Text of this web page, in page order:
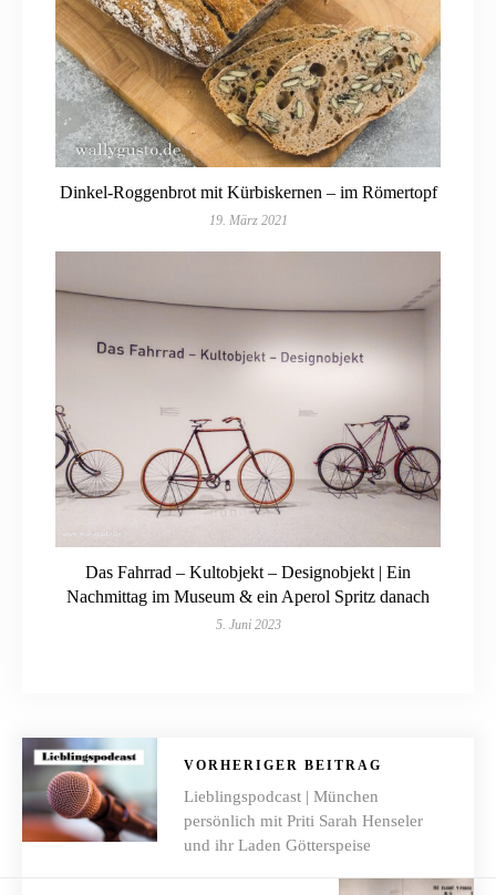
Dinkel-Roggenbrot mit Kürbiskernen – im Römertopf
19. März 2021
Das Fahrrad – Kultobjekt – Designobjekt | Ein
Nachmittag im Museum & ein Aperol Spritz danach
5. Juni 2023
VORHERIGER BEITRAG
Lieblingspodcast | München
persönlich mit Priti Sarah Henseler
und ihr Laden Götterspeise